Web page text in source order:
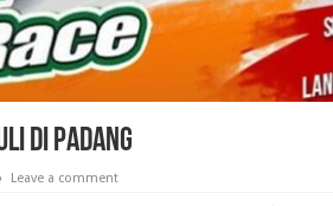
Di Padang
Leave a comment